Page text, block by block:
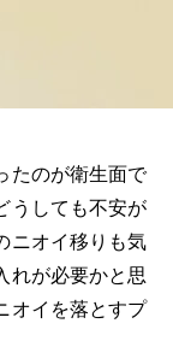
たのが衛生面で
うしても不安が
ニオイ移りも気
れが必要かと思
オイを落とすプ